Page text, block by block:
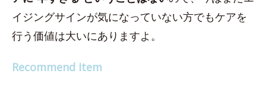
イジングサインが気になっていない方でもケアを
行う価値は大いにありますよ。
Recommend Item